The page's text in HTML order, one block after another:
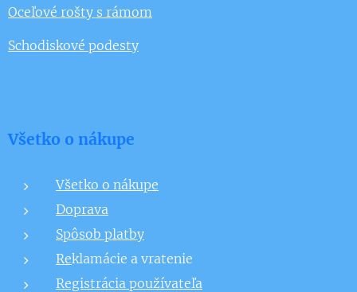
Oceľové rošty s rámom
Schodiskové podesty
Všetko o nákupe
Všetko o nákupe
Doprava
Spôsob platby
Reklamácie a vratenie
Registrácia používateľa